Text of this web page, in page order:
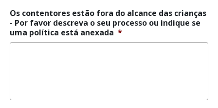
Os contentores estão fora do alcance das crianças
- Por favor descreva o seu processo ou indique se
uma política está anexada *